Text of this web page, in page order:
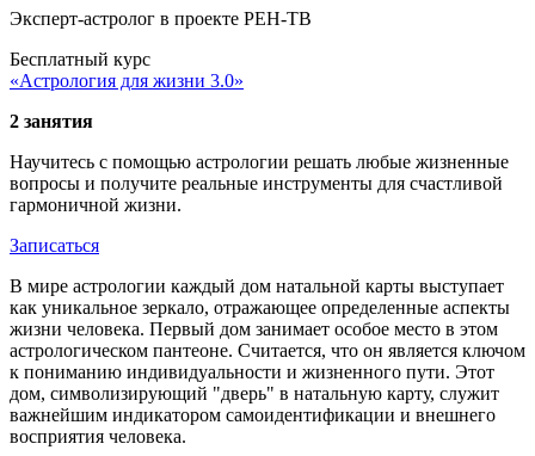
Эксперт-астролог в проекте РЕН-ТВ
Бесплатный курс
«Астрология для жизни 3.0»
2 занятия
Научитесь с помощью астрологии решать любые жизненные
вопросы и получите реальные инструменты для счастливой
гармоничной жизни.
Записаться
В мире астрологии каждый дом натальной карты выступает
как уникальное зеркало, отражающее определенные аспекты
жизни человека. Первый дом занимает особое место в этом
астрологическом пантеоне. Считается, что он является ключом
к пониманию индивидуальности и жизненного пути. Этот
дом, символизирующий "дверь" в натальную карту, служит
важнейшим индикатором самоидентификации и внешнего
восприятия человека.